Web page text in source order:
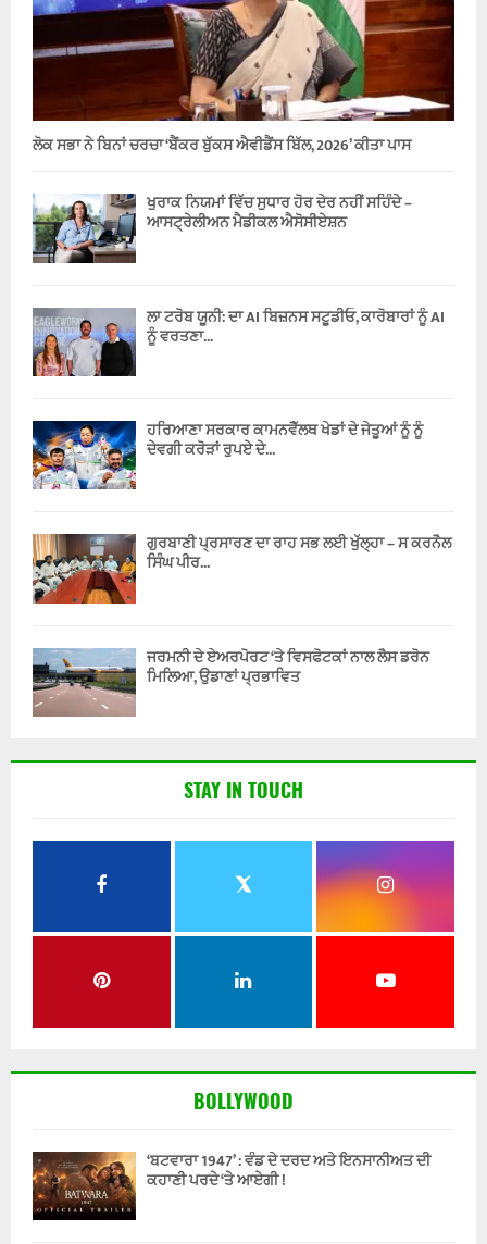
ਲੋਕ ਸਭਾ ਨੇ ਬਿਨਾਂ ਚਰਚਾ ‘ਬੈਂਕਰ ਬੁੱਕਸ ਐਵੀਡੈਂਸ ਬਿੱਲ, 2026’ ਕੀਤਾ ਪਾਸ
ਖੁਰਾਕ ਨਿਯਮਾਂ ਵਿੱਚ ਸੁਧਾਰ ਹੋਰ ਦੇਰ ਨਹੀਂ ਸਹਿੰਦੇ –
ਆਸਟ੍ਰੇਲੀਅਨ ਮੈਡੀਕਲ ਐਸੋਸੀਏਸ਼ਨ
ਲਾ ਟਰੋਬ ਯੂਨੀ: ਦਾ AI ਬਿਜ਼ਨਸ ਸਟੂਡੀਓ, ਕਾਰੋਬਾਰਾਂ ਨੂੰ AI
ਨੂੰ ਵਰਤਣਾ...
ਹਰਿਆਣਾ ਸਰਕਾਰ ਕਾਮਨਵੈੱਲਥ ਖੇਡਾਂ ਦੇ ਜੇਤੂਆਂ ਨੂੰ ਨੂੰ
ਦੇਵਗੀ ਕਰੋੜਾਂ ਰੁਪਏ ਦੇ...
ਗੁਰਬਾਣੀ ਪ੍ਰਸਾਰਣ ਦਾ ਰਾਹ ਸਭ ਲਈ ਖੁੱਲ੍ਹਾ – ਸ ਕਰਨੈਲ
ਸਿੰਘ ਪੀਰ...
ਜਰਮਨੀ ਦੇ ਏਅਰਪੋਰਟ ‘ਤੇ ਵਿਸਫੋਟਕਾਂ ਨਾਲ ਲੈਸ ਡਰੋਨ
ਮਿਲਿਆ, ਉਡਾਣਾਂ ਪ੍ਰਭਾਵਿਤ
STAY IN TOUCH
BOLLYWOOD
‘ਬਟਵਾਰਾ 1947’ : ਵੰਡ ਦੇ ਦਰਦ ਅਤੇ ਇਨਸਾਨੀਅਤ ਦੀ
ਕਹਾਣੀ ਪਰਦੇ ‘ਤੇ ਆਏਗੀ !